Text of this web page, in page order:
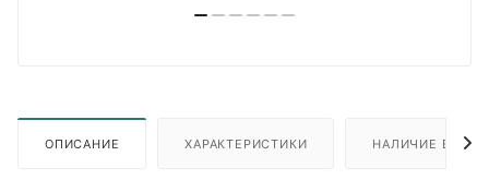
ОПИСАНИЕ ХАРАКТЕРИСТИКИ НАЛИЧИЕ В